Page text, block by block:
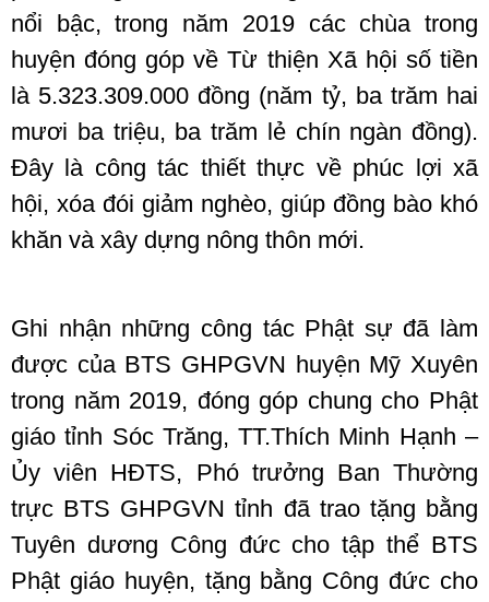
nổi bậc, trong năm 2019 các chùa trong
huyện đóng góp về Từ thiện Xã hội số tiền
là 5.323.309.000 đồng (năm tỷ, ba trăm hai
mươi ba triệu, ba trăm lẻ chín ngàn đồng).
Đây là công tác thiết thực về phúc lợi xã
hội, xóa đói giảm nghèo, giúp đồng bào khó
khăn và xây dựng nông thôn mới.
Ghi nhận những công tác Phật sự đã làm
được của BTS GHPGVN huyện Mỹ Xuyên
trong năm 2019, đóng góp chung cho Phật
giáo tỉnh Sóc Trăng, TT.Thích Minh Hạnh –
Ủy viên HĐTS, Phó trưởng Ban Thường
trực BTS GHPGVN tỉnh đã trao tặng bằng
Tuyên dương Công đức cho tập thể BTS
Phật giáo huyện, tặng bằng Công đức cho